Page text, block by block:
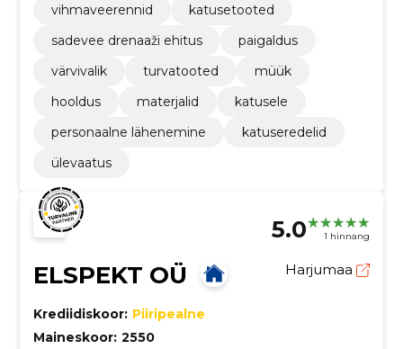
vihmaveerennid
katusetooted
sadevee drenaaži ehitus
paigaldus
värvivalik
turvatooted
müük
hooldus
materjalid
katusele
personaalne lähenemine
katuseredelid
ülevaatus
5.0 1 hinnang
ELSPEKT OÜ Harjumaa
Krediidiskoor: Piiripealne
Maineskoor: 2550